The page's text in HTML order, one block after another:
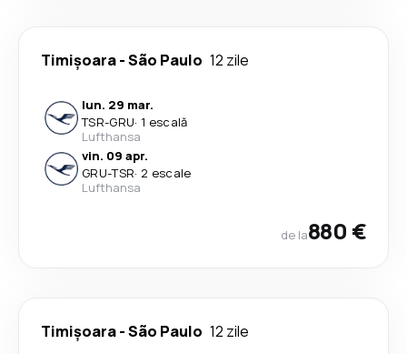
Timișoara-São Paulo 12 zile
lun. 29 mar.
TSR-GRU· 1 escală
Lufthansa
vin. 09 apr.
GRU-TSR· 2 escale
Lufthansa
de la880 €
Timișoara-São Paulo 12 zile